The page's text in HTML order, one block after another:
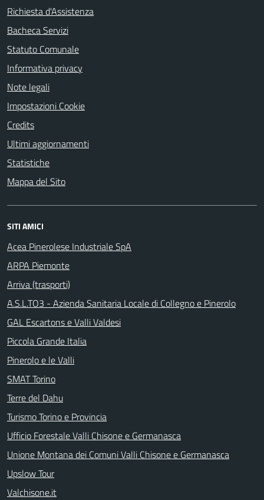
Richiesta d'Assistenza
Bacheca Servizi
Statuto Comunale
Informativa privacy
Note legali
Impostazioni Cookie
Credits
Ultimi aggiornamenti
Statistiche
Mappa del Sito
SITI AMICI
Acea Pinerolese Industriale SpA
ARPA Piemonte
Arriva (trasporti)
A.S.L.TO3 - Azienda Sanitaria Locale di Collegno e Pinerolo
GAL Escartons e Valli Valdesi
Piccola Grande Italia
Pinerolo e le Valli
SMAT Torino
Terre del Dahu
Turismo Torino e Provincia
Ufficio Forestale Valli Chisone e Germanasca
Unione Montana dei Comuni Valli Chisone e Germanasca
Upslow Tour
Valchisone.it